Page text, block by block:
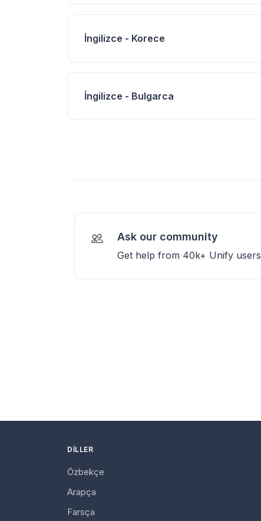
İngilizce - Korece
İngilizce - Bulgarca
Ask our community
Get help from 40k+ Unify users
DILLER
Özbekçe
Arapça
Farsça